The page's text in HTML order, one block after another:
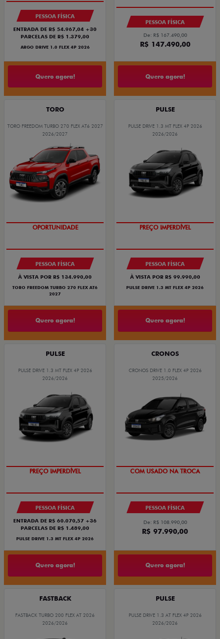
PESSOA FÍSICA
ENTRADA DE R$ 54.967,04 +30
PARCELAS DE R$ 1.379,00
ARGO DRIVE 1.0 FLEX 4P 2026
Quero agora!
PESSOA FÍSICA
De: R$ 167.490,00
R$ 147.490,00
Quero agora!
TORO
TORO FREEDOM TURBO 270 FLEX AT6 2027
2026/2027
OPORTUNIDADE
PESSOA FÍSICA
À VISTA POR R$ 134.990,00
TORO FREEDOM TURBO 270 FLEX AT6
2027
Quero agora!
PULSE
PULSE DRIVE 1.3 MT FLEX 4P 2026
2026/2026
PREÇO IMPERDÍVEL
PESSOA FÍSICA
À VISTA POR R$ 99.990,00
PULSE DRIVE 1.3 MT FLEX 4P 2026
Quero agora!
PULSE
PULSE DRIVE 1.3 MT FLEX 4P 2026
2026/2026
PREÇO IMPERDÍVEL
PESSOA FÍSICA
ENTRADA DE R$ 60.070,57 +36
PARCELAS DE R$ 1.489,00
PULSE DRIVE 1.3 MT FLEX 4P 2026
Quero agora!
CRONOS
CRONOS DRIVE 1.0 FLEX 4P 2026
2025/2026
COM USADO NA TROCA
PESSOA FÍSICA
De: R$ 108.990,00
R$ 97.990,00
Quero agora!
FASTBACK
FASTBACK TURBO 200 FLEX AT 2026
2026/2026
PULSE
PULSE DRIVE 1.3 AT FLEX 4P 2026
2026/2026